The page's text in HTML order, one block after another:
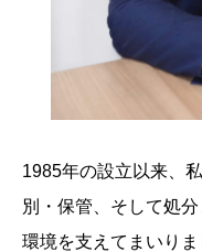
1985年の設立以来、
別・保管、そして処
環境を支えてまいりま